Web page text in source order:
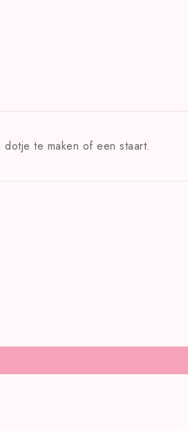
te maken of een staart.